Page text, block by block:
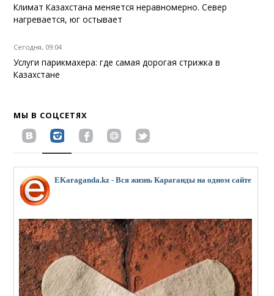
Климат Казахстана меняется неравномерно. Север
нагревается, юг остывает
Сегодня, 09:04
Услуги парикмахера: где самая дорогая стрижка в
Казахстане
МЫ В СОЦСЕТЯХ
EKaraganda.kz - Вся жизнь Караганды на одном сайте